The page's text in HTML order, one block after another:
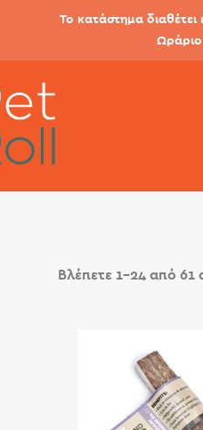
Το κατάστημα
Βλέπετε 1–24 από